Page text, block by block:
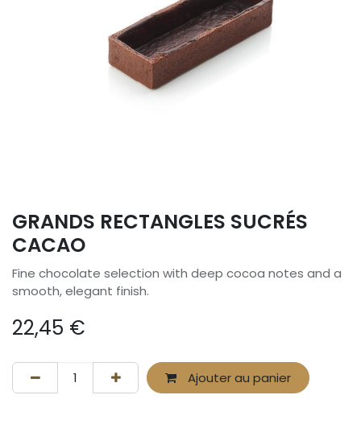
GRANDS RECTANGLES SUCRÉS
CACAO
Fine chocolate selection with deep cocoa notes and a
smooth, elegant finish.
22,45 €
Ajouter au panier